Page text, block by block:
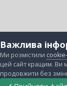
Важлива
Ми розмістили
цей сайт кращим. Ви
продовжити без